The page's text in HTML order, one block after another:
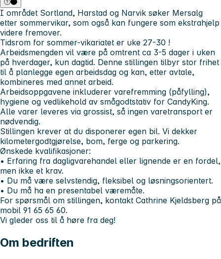
I området Sortland, Harstad og Narvik søker Mersalg
etter sommervikar, som også kan fungere som ekstrahjelp
videre fremover.
Tidsrom for sommer-vikariatet er uke 27-30 !
Arbeidsmengden vil være på omtrent ca 3-5 dager i uken
på hverdager, kun dagtid. Denne stillingen tilbyr stor frihet
til å planlegge egen arbeidsdag og kan, etter avtale,
kombineres med annet arbeid.
Arbeidsoppgavene inkluderer varefremming (påfylling),
hygiene og vedlikehold av smågodtstativ for CandyKing.
Alle varer leveres via grossist, så ingen varetransport er
nødvendig.
Stillingen krever at du disponerer egen bil. Vi dekker
kilometergodtgjørelse, bom, ferge og parkering.
Ønskede kvalifikasjoner:
• Erfaring fra dagligvarehandel eller lignende er en fordel,
men ikke et krav.
• Du må være selvstendig, fleksibel og løsningsorientert.
• Du må ha en presentabel væremåte.
For spørsmål om stillingen, kontakt Cathrine Kjeldsberg på
mobil 91 65 65 60.
Vi gleder oss til å høre fra deg!
Om bedriften